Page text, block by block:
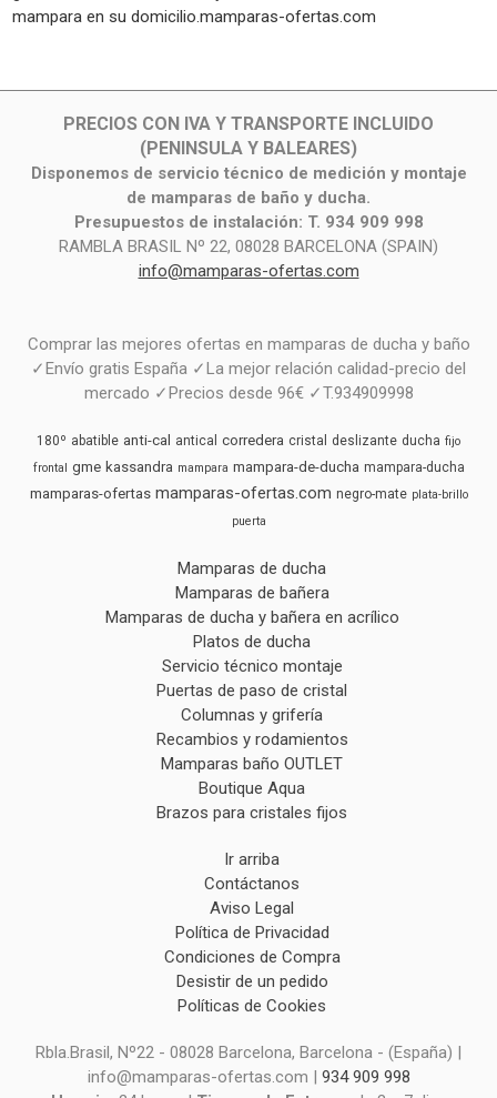
mampara en su domicilio.mamparas-ofertas.com
PRECIOS CON IVA Y TRANSPORTE INCLUIDO
(PENINSULA Y BALEARES)
Disponemos de servicio técnico de medición y montaje
de mamparas de baño y ducha.
Presupuestos de instalación: T. 934 909 998
RAMBLA BRASIL Nº 22, 08028 BARCELONA (SPAIN)
info@mamparas-ofertas.com
Comprar las mejores ofertas en mamparas de ducha y baño
✓Envío gratis España ✓La mejor relación calidad-precio del
mercado ✓Precios desde 96€ ✓T.934909998
180º abatible anti-cal antical corredera cristal deslizante ducha fijo
frontal
gme kassandra mampara mampara-de-ducha mampara-ducha
mamparas-ofertas mamparas-ofertas.com negro-mate plata-brillo
puerta
Mamparas de ducha
Mamparas de bañera
Mamparas de ducha y bañera en acrílico
Platos de ducha
Servicio técnico montaje
Puertas de paso de cristal
Columnas y grifería
Recambios y rodamientos
Mamparas baño OUTLET
Boutique Aqua
Brazos para cristales fijos
Ir arriba
Contáctanos
Aviso Legal
Política de Privacidad
Condiciones de Compra
Desistir de un pedido
Políticas de Cookies
Rbla.Brasil, Nº22 - 08028 Barcelona, Barcelona - (España) |
info@mamparas-ofertas.com | 934 909 998